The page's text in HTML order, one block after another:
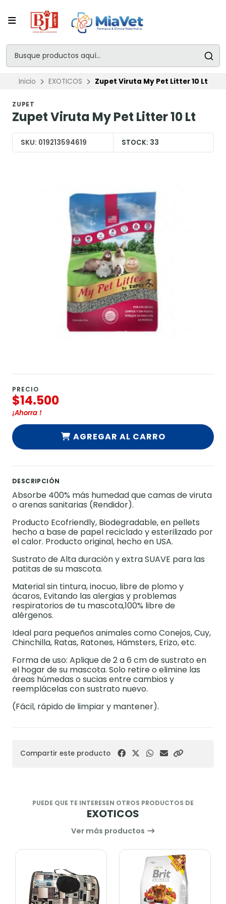
Inicio EXOTICOS Zupet Viruta My Pet Litter 10 Lt
ZUPET
Zupet Viruta My Pet Litter 10 Lt
SKU: 019213594619 STOCK: 33
PRECIO
$14.500
¡Ahorra !
AGREGAR AL CARRO
DESCRIPCIÓN
Absorbe 400% más humedad que camas de viruta
o arenas sanitarias (Rendidor).
Producto Ecofriendly, Biodegradable, en pellets
hecho a base de papel reciclado y esterilizado por
el calor. Producto original, hecho en USA.
Sustrato de Alta duración y extra SUAVE para las
patitas de su mascota.
Material sin tintura, inocuo, libre de plomo y
ácaros, Evitando las alergias y problemas
respiratorios de tu mascota,100% libre de
alérgenos.
Ideal para pequeños animales como Conejos, Cuy,
Chinchilla, Ratas, Ratones, Hámsters, Erizo, etc.
Forma de uso: Aplique de 2 a 6 cm de sustrato en
el hogar de su mascota. Solo retire o elimine las
áreas húmedas o sucias entre cambios y
reemplácelas con sustrato nuevo.
(Fácil, rápido de limpiar y mantener).
Compartir este producto
PUEDE QUE TE INTERESEN OTROS PRODUCTOS DE
EXOTICOS
Ver más productos